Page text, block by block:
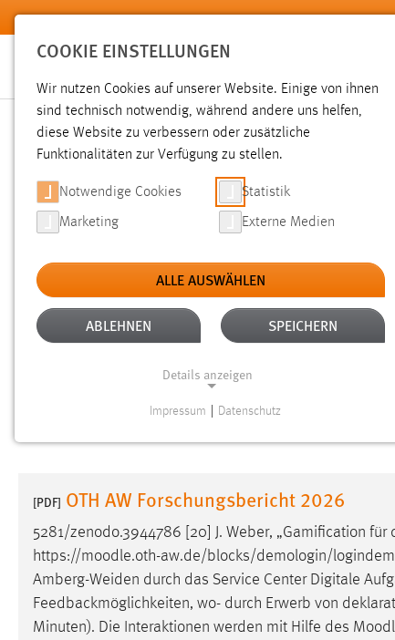
Zum Hauptinhalt springen
SUCHE
Aktive Filter: TYP: DATEIEN ALTER: 1 BIS 6 MONATE
Gesucht nach "moodle". Es wurden 43 Ergebnisse
[PDF] OTH AW Forschungsbericht 2026
5281/zenodo.3944786 [20] J. Weber, „Gamification für
https://moodle.oth-aw.de/blocks/demologin/
Amberg-Weiden durch das Service Center Digitale
Feedbackmöglichkeiten, wo- durch Erwerb von
Minuten). Die Interaktionen werden mit Hilfe des
COOKIE EINSTELLUNGEN
Wir nutzen Cookies auf unserer Website. Einige von ihnen
sind technisch notwendig, während andere uns helfen,
diese Website zu verbessern oder zusätzliche
Funktionalitäten zur Verfügung zu stellen.
Notwendige Cookies Statistik
Marketing Externe Medien
ALLE AUSWÄHLEN
ABLEHNEN SPEICHERN
Details anzeigen
Website erforderlich.
Einverständnis
Name: cookie_consent
Zweck:
ausgewählten Einverständnis-Optionen
Impressum Datenschutz